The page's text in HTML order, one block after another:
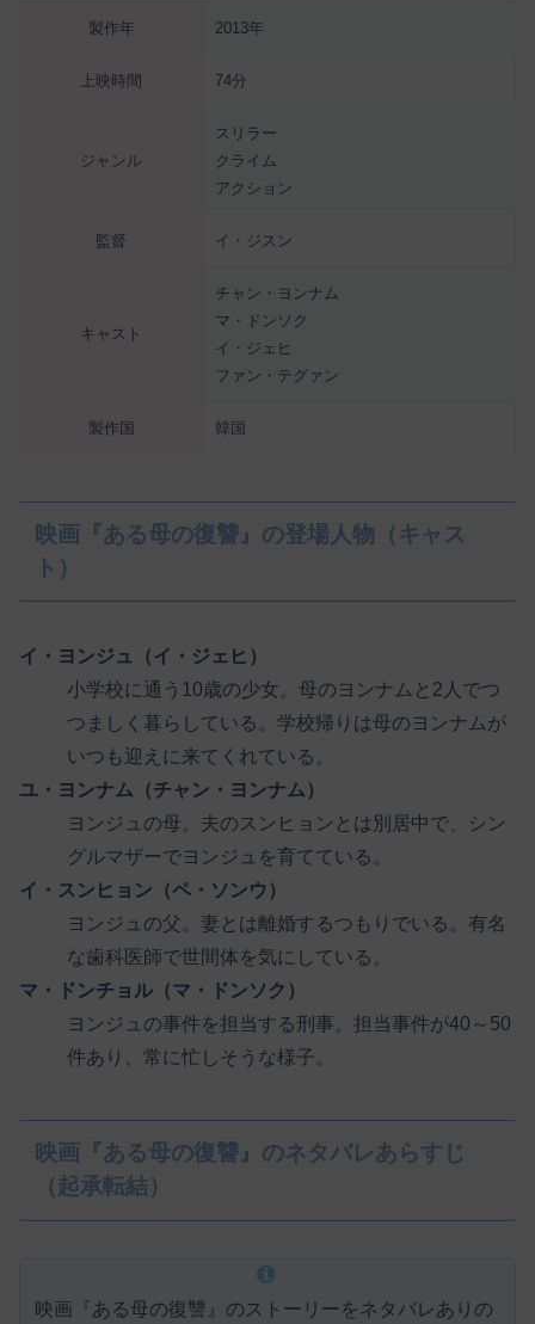
製作年 2013年
上映時間 74分
ジャンル
スリラー
クライム
アクション
監督 イ・ジスン
キャスト
チャン・ヨンナム
マ・ドンソク
イ・ジェヒ
ファン・テグァン
製作国 韓国
映画『ある母の復讐』の登場人物（キャス
ト）
イ・ヨンジュ（イ・ジェヒ）
小学校に通う10歳の少女。母のヨンナムと2人でつ
つましく暮らしている。学校帰りは母のヨンナムが
いつも迎えに来てくれている。
ユ・ヨンナム（チャン・ヨンナム）
ヨンジュの母。夫のスンヒョンとは別居中で、シン
グルマザーでヨンジュを育てている。
イ・スンヒョン（ペ・ソンウ）
ヨンジュの父。妻とは離婚するつもりでいる。有名
な歯科医師で世間体を気にしている。
マ・ドンチョル（マ・ドンソク）
ヨンジュの事件を担当する刑事。担当事件が40～50
件あり、常に忙しそうな様子。
映画『ある母の復讐』のネタバレあらすじ
（起承転結）
映画『ある母の復讐』のストーリーをネタバレありの